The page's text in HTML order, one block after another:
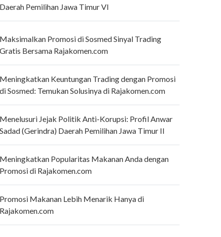
Pemilihan Jawa Timur VI
Promosi di Sosmed Sinyal Trading
Bersama Rajakomen.com
Keuntungan Trading dengan Promosi
Sosmed: Temukan Solusinya di Rajakomen.com
Jejak Politik Anti-Korupsi: Profil Anwar
(Gerindra) Daerah Pemilihan Jawa Timur II
Popularitas Makanan Anda dengan
di Rajakomen.com
Makanan Lebih Menarik Hanya di